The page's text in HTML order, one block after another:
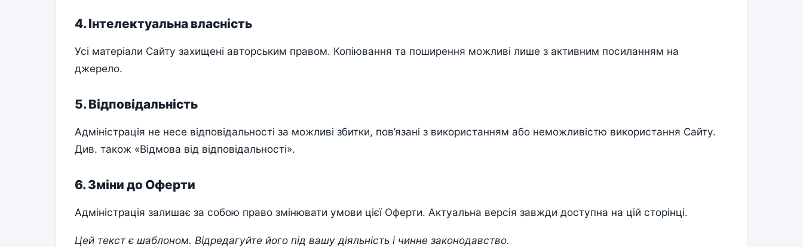
4. Інтелектуальна власність
Усі матеріали Сайту захищені авторським правом. Копіювання та поширення можливі лише з активним посиланням на
джерело.
5. Відповідальність
Адміністрація не несе відповідальності за можливі збитки, пов’язані з використанням або неможливістю використання Сайту.
Див. також «Відмова від відповідальності».
6. Зміни до Оферти
Адміністрація залишає за собою право змінювати умови цієї Оферти. Актуальна версія завжди доступна на цій сторінці.
Цей текст є шаблоном. Відредагуйте його під вашу діяльність і чинне законодавство.